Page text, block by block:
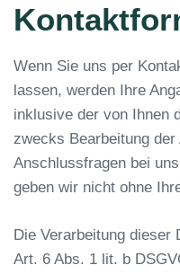
Wenn Sie uns per
lassen, werden Ihre
inklusive der von Ihnen
zwecks Bearbeitung
Anschlussfragen bei
geben wir nicht ohne
Die Verarbeitung dieser
Art. 6 Abs. 1 lit. b